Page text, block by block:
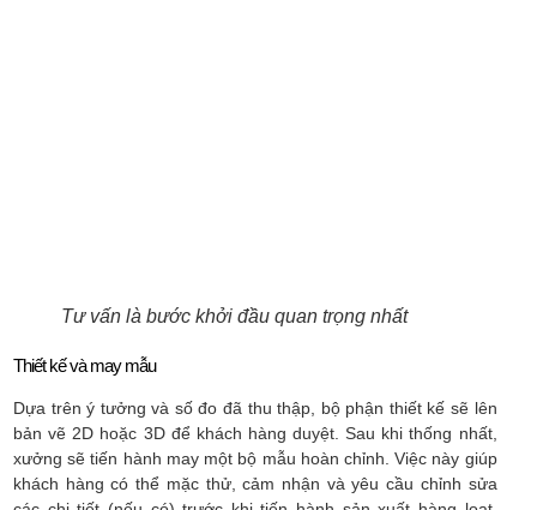
Tư vấn là bước khởi đầu quan trọng nhất
Thiết kế và may mẫu
Dựa trên ý tưởng và số đo đã thu thập, bộ phận thiết kế sẽ lên
bản vẽ 2D hoặc 3D để khách hàng duyệt. Sau khi thống nhất,
xưởng sẽ tiến hành may một bộ mẫu hoàn chỉnh. Việc này giúp
khách hàng có thể mặc thử, cảm nhận và yêu cầu chỉnh sửa